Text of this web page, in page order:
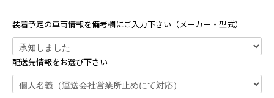
装着予定の車両情報を備考欄にご入力下さい（メーカー・型式）
配送先情報をお選び下さい